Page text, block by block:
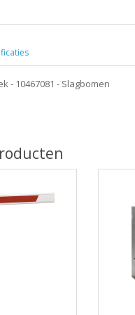
- 10467081 - Slagbomen